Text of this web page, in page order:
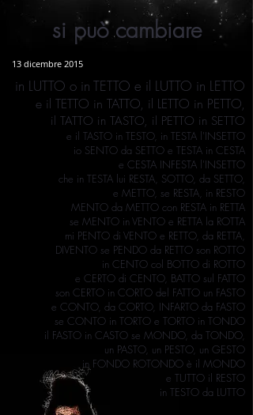
si può cambiare
13 dicembre 2015
in LUTTO o in TETTO e il LUTTO in LETTO
e il TETTO in TATTO, il LETTO in PETTO,
il TATTO in TASTO, il PETTO in SETTO
e il TASTO in TESTO, in TESTA l'INSETTO
io SENTO da SETTO e TESTA in CESTA
e CESTA INFESTA l'INSETTO
che in TESTA lui RESTA, SOTTO, da SETTO,
e METTO, se RESTA, in RESTO
MENTO da METTO con RESTA in RETTA
se MENTO in VENTO e RETTA la ROTTA
mi PENTO di VENTO e RETTO, da RETTA,
DIVENTO se PENDO da RETTO son ROTTO
in CENTO col BOTTO di ROTTO
e CERTO di CENTO, BATTO sul FATTO
son CERTO in CORTO del FATTO un FASTO
e CONTO, da CORTO, INFARTO da FASTO
se CONTO in TORTO e TORTO in TONDO
il FASTO in CASTO se MONDO, da TONDO,
un PASTO, un PESTO, un GESTO
in FONDO ROTONDO è il MONDO
e TUTTO il RESTO
in TESTO da LUTTO